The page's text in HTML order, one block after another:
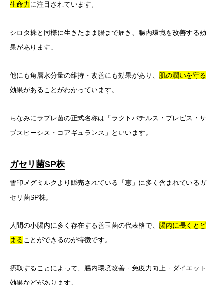
生命力に注目されています。
シロタ株と同様に生きたまま腸まで届き、腸内環境を改善する効
果があります。
他にも角層水分量の維持・改善にも効果があり、 肌の潤いを守る
効果があることがわかっています。
ちなみにラブレ菌の正式名称は「ラクトバチルス・ブレビス・サ
ブスピーシス・コアギュランス」といいます。
ガセリ菌SP株
雪印メグミルクより販売されている「恵」に多く含まれているガ
セリ菌SP株。
人間の小腸内に多く存在する善玉菌の代表格で、 腸内に長くとど
まることができるのが特徴です。
摂取することによって、腸内環境改善・免疫力向上・ダイエット
効果などがあります。